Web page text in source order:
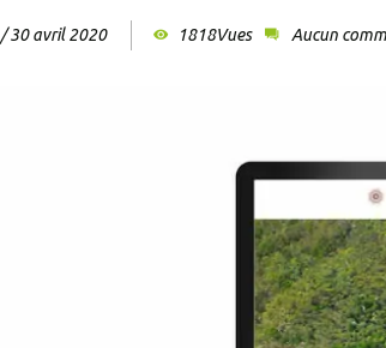
/30 avril 2020 1818Vues Aucun